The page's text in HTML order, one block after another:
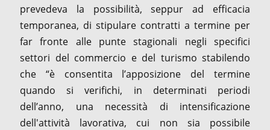
prevedeva la possibilità, seppur ad efficacia
temporanea, di stipulare contratti a termine per
far fronte alle punte stagionali negli specifici
settori del commercio e del turismo stabilendo
che “è consentita l’apposizione del termine
quando si verifichi, in determinati periodi
dell’anno, una necessità di intensificazione
dell'attività lavorativa, cui non sia possibile